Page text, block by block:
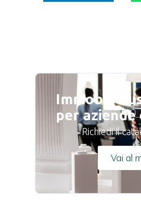
Immobili
per
Richiedi il
Vai al